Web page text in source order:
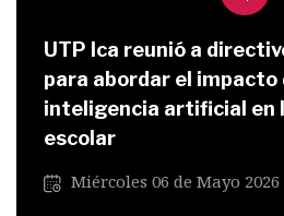
UTP Ica reunió a
para abordar el impacto
inteligencia artificial en
escolar
Miércoles 06 de Mayo 2026